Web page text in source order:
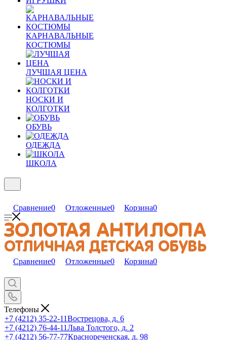
КАРНАВАЛЬНЫЕ
КОСТЮМЫ
ЛУЧШАЯ ЦЕНА
НОСКИ И
КОЛГОТКИ
ОБУВЬ
ОДЕЖДА
ШКОЛА
Сравнение0 Отложенные0 Корзина0
Сравнение0 Отложенные0 Корзина0
Телефоны
+7 (4212) 35-22-11Вострецова, д. 6
+7 (4212) 76-44-11Льва Толстого, д. 2
+7 (4212) 56-77-77Краснореченская, д. 98